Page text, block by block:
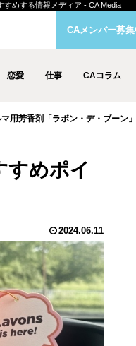
めする情報メディア - CA Media
恋愛 仕事 CAコラム
CAメンバー募集
マ用芳香剤「ラボン・デ・ブーン
すめポイ
2024.06.11